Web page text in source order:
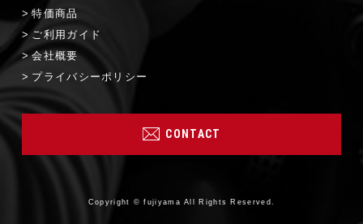
特価商品
ご利用ガイド
会社概要
プライバシーポリシー
CONTACT
Copyright © fujiyama All Rights Reserved.